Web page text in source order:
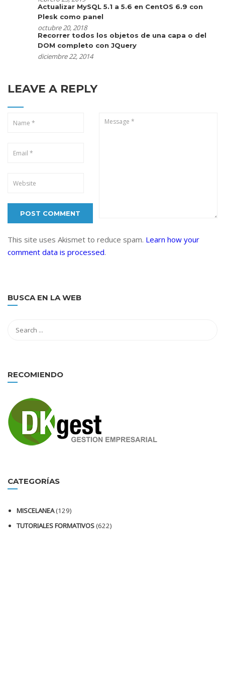
Actualizar MySQL 5.1 a 5.6 en CentOS 6.9 con
Plesk como panel
octubre 20, 2018
Recorrer todos los objetos de una capa o del
DOM completo con JQuery
diciembre 22, 2014
LEAVE A REPLY
This site uses Akismet to reduce spam. Learn how your
comment data is processed.
BUSCA EN LA WEB
RECOMIENDO
CATEGORÍAS
MISCELANEA(129)
TUTORIALES FORMATIVOS(622)